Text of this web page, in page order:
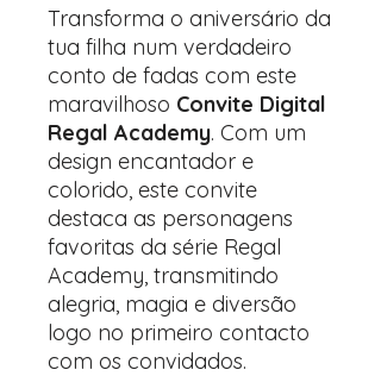
Transforma o aniversário da
tua filha num verdadeiro
conto de fadas com este
maravilhoso Convite Digital
Regal Academy. Com um
design encantador e
colorido, este convite
destaca as personagens
favoritas da série Regal
Academy, transmitindo
alegria, magia e diversão
logo no primeiro contacto
com os convidados.